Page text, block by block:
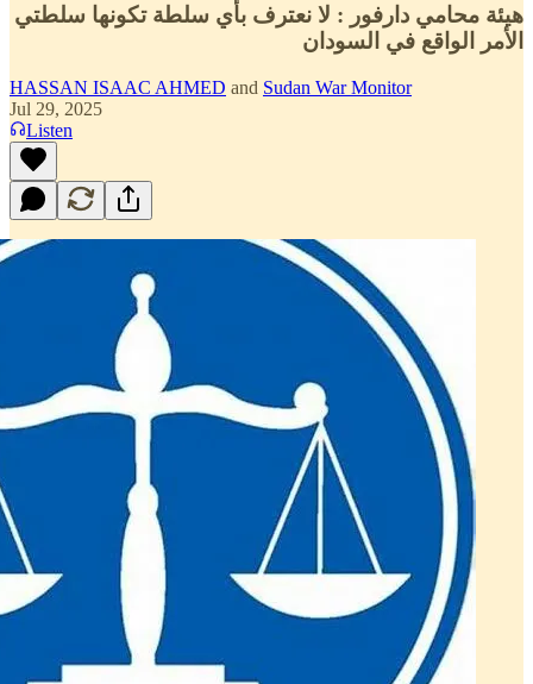
هيئة محامي دارفور : لا نعترف بأي سلطة تكونها سلطتي
الأمر الواقع في السودان
HASSAN ISAAC AHMED and Sudan War Monitor
Jul 29, 2025
Listen